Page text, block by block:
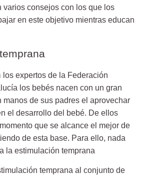
varios consejos con los que los
en este objetivo mientras educan
los expertos de la Federación
los bebés nacen con un gran
manos de sus padres el aprovechar
el desarrollo del bebé. De ellos
que se alcance el mejor de
de esta base. Para ello, nada
la estimulación temprana
temprana al conjunto de